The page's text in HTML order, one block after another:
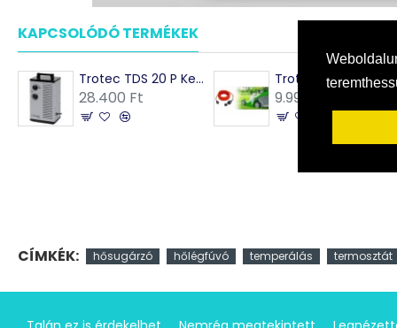
KAPCSOLÓDÓ TERMÉKEK
Trotec TDS 20 P Kerámiabetétes hősugárzó 3 kW
28.400 Ft
Trotec hosszabbítókábel 230V (16A)
9.990 Ft
CÍMKÉK: hősugárzó hőlégfúvó temperálás termosztát